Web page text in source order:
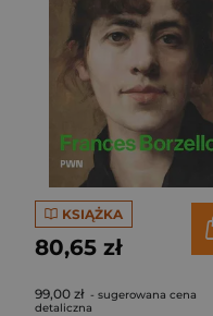
KSIĄŻKA
80,65 zł
99,00 zł - sugerowana cena
detaliczna